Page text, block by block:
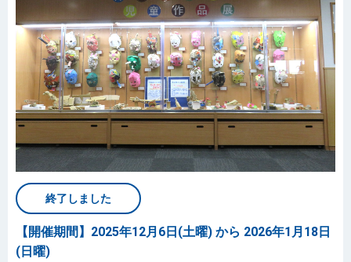
終了しました
【開催期間】2025年12月6日(土曜) から 2026年1月18日
(日曜)